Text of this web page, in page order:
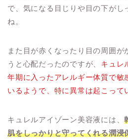
で、気になる目じりや目の下がし
ね。
また目が赤くなったり目の周囲が
うと心配だったのですが、 キュレ
年期に入ったアレルギー体質で敏
いるようで、特に異常は起こって
キュレルアイゾーン美容液には、
肌をしっかりと守ってくれる潤浸